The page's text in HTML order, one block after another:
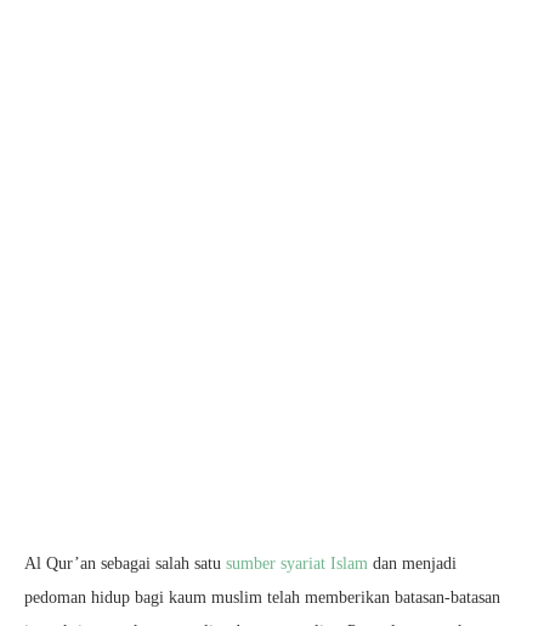
Al Qur’an sebagai salah satu sumber syariat Islam dan menjadi
pedoman hidup bagi kaum muslim telah memberikan batasan-batasan